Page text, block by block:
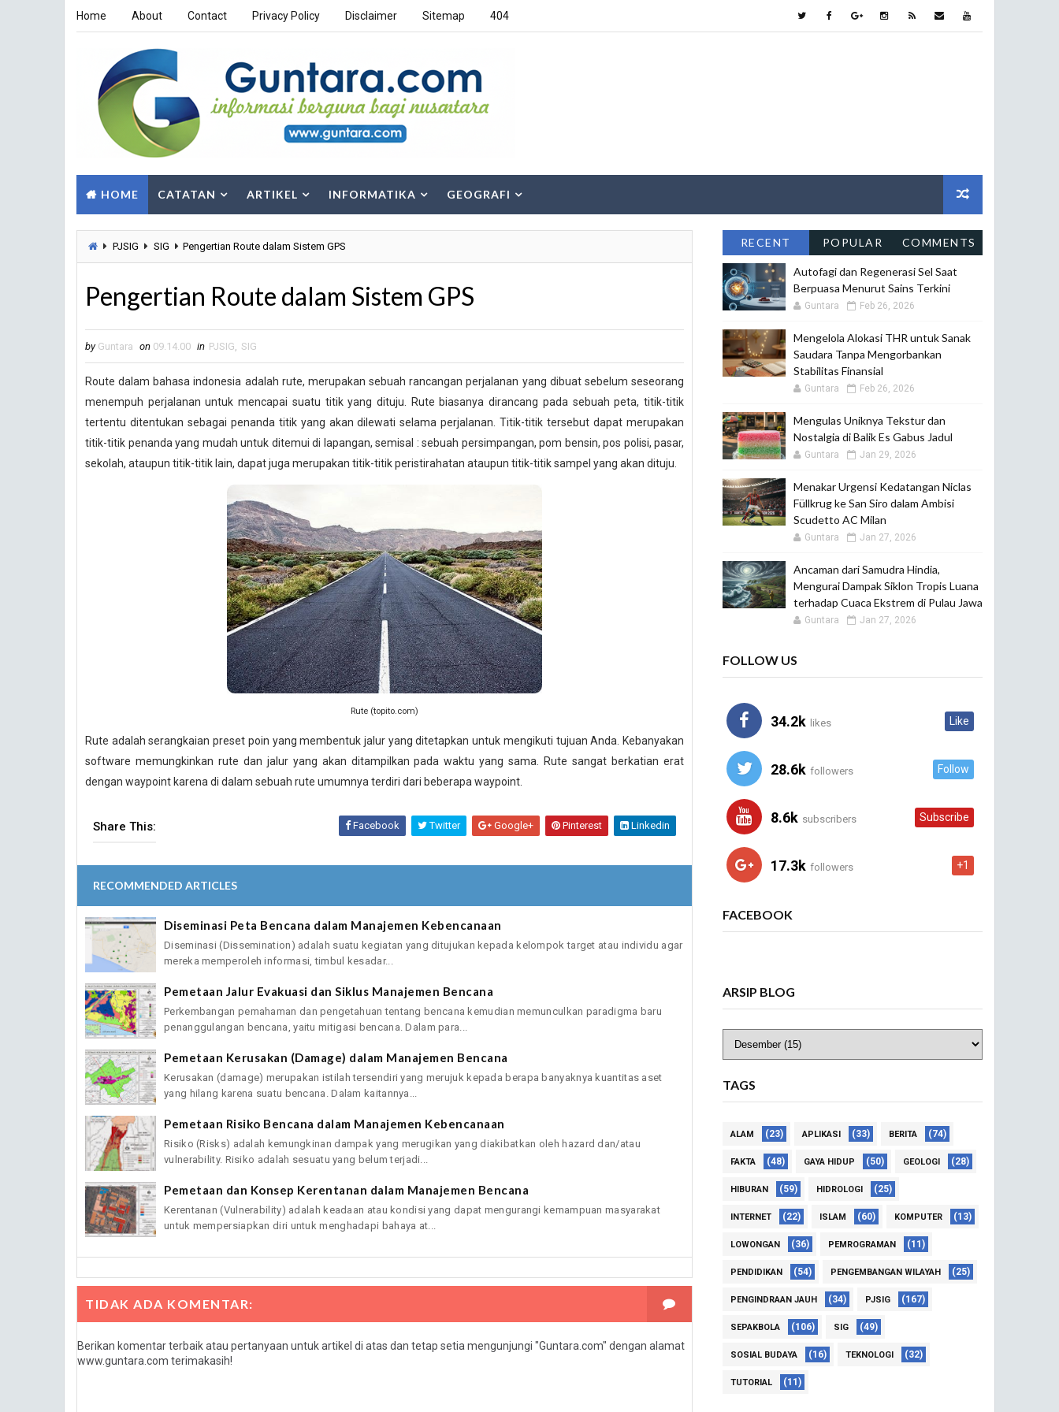
Home About Contact Privacy Policy Disclaimer Sitemap 404
HOME CATATAN ARTIKEL INFORMATIKA GEOGRAFI
PJSIG SIG Pengertian Route dalam Sistem GPS
Pengertian Route dalam Sistem GPS
by Guntara on 09.14.00 in PJSIG, SIG
Route dalam bahasa indonesia adalah rute, merupakan sebuah rancangan perjalanan yang dibuat sebelum seseorang
menempuh perjalanan untuk mencapai suatu titik yang dituju. Rute biasanya dirancang pada sebuah peta, titik-titik
tertentu ditentukan sebagai penanda titik yang akan dilewati selama perjalanan. Titik-titik tersebut dapat merupakan
titik-titik penanda yang mudah untuk ditemui di lapangan, semisal : sebuah persimpangan, pom bensin, pos polisi, pasar,
sekolah, ataupun titik-titik lain, dapat juga merupakan titik-titik peristirahatan ataupun titik-titik sampel yang akan dituju.
Rute (topito.com)
Rute adalah serangkaian preset poin yang membentuk jalur yang ditetapkan untuk mengikuti tujuan Anda. Kebanyakan
software memungkinkan rute dan jalur yang akan ditampilkan pada waktu yang sama. Rute sangat berkatian erat
dengan waypoint karena di dalam sebuah rute umumnya terdiri dari beberapa waypoint.
Share This: Facebook Twitter Google+ Pinterest Linkedin
RECOMMENDED ARTICLES
Diseminasi Peta Bencana dalam Manajemen Kebencanaan
Diseminasi (Dissemination) adalah suatu kegiatan yang ditujukan kepada kelompok target atau individu agar
mereka memperoleh informasi, timbul kesadar...
Pemetaan Jalur Evakuasi dan Siklus Manajemen Bencana
Perkembangan pemahaman dan pengetahuan tentang bencana kemudian memunculkan paradigma baru
penanggulangan bencana, yaitu mitigasi bencana. Dalam para...
Pemetaan Kerusakan (Damage) dalam Manajemen Bencana
Kerusakan (damage) merupakan istilah tersendiri yang merujuk kepada berapa banyaknya kuantitas aset
yang hilang karena suatu bencana. Dalam kaitannya...
Pemetaan Risiko Bencana dalam Manajemen Kebencanaan
Risiko (Risks) adalah kemungkinan dampak yang merugikan yang diakibatkan oleh hazard dan/atau
vulnerability. Risiko adalah sesuatu yang belum terjadi...
Pemetaan dan Konsep Kerentanan dalam Manajemen Bencana
Kerentanan (Vulnerability) adalah keadaan atau kondisi yang dapat mengurangi kemampuan masyarakat
untuk mempersiapkan diri untuk menghadapi bahaya at...
TIDAK ADA KOMENTAR:
Berikan komentar terbaik atau pertanyaan untuk artikel di atas dan tetap setia mengunjungi "Guntara.com" dengan alamat
www.guntara.com terimakasih!
RECENT POPULAR COMMENTS
Autofagi dan Regenerasi Sel Saat
Berpuasa Menurut Sains Terkini
Guntara Feb 26, 2026
Mengelola Alokasi THR untuk Sanak
Saudara Tanpa Mengorbankan
Stabilitas Finansial
Guntara Feb 26, 2026
Mengulas Uniknya Tekstur dan
Nostalgia di Balik Es Gabus Jadul
Guntara Jan 29, 2026
Menakar Urgensi Kedatangan Niclas
Füllkrug ke San Siro dalam Ambisi
Scudetto AC Milan
Guntara Jan 27, 2026
Ancaman dari Samudra Hindia,
Mengurai Dampak Siklon Tropis Luana
terhadap Cuaca Ekstrem di Pulau Jawa
Guntara Jan 27, 2026
FOLLOW US
34.2k likes Like
28.6k followers Follow
8.6k subscribers Subscribe
17.3k followers +1
FACEBOOK
ARSIP BLOG
TAGS
ALAM (23) APLIKASI (33) BERITA (74)
FAKTA (48) GAYA HIDUP (50) GEOLOGI (28)
HIBURAN (59) HIDROLOGI (25)
INTERNET (22) ISLAM (60) KOMPUTER (13)
LOWONGAN (36) PEMROGRAMAN (11)
PENDIDIKAN (54) PENGEMBANGAN WILAYAH (25)
PENGINDRAAN JAUH (34) PJSIG (167)
SEPAKBOLA (106) SIG (49)
SOSIAL BUDAYA (16) TEKNOLOGI (32)
TUTORIAL (11)